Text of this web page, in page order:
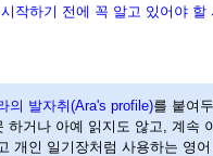
작하기 전에 꼭 알고 있어야
의 발자취(Ara's profile)를 붙여
하거나 아예 읽지도 않고, 계속
개인 일기장처럼 사용하는 영